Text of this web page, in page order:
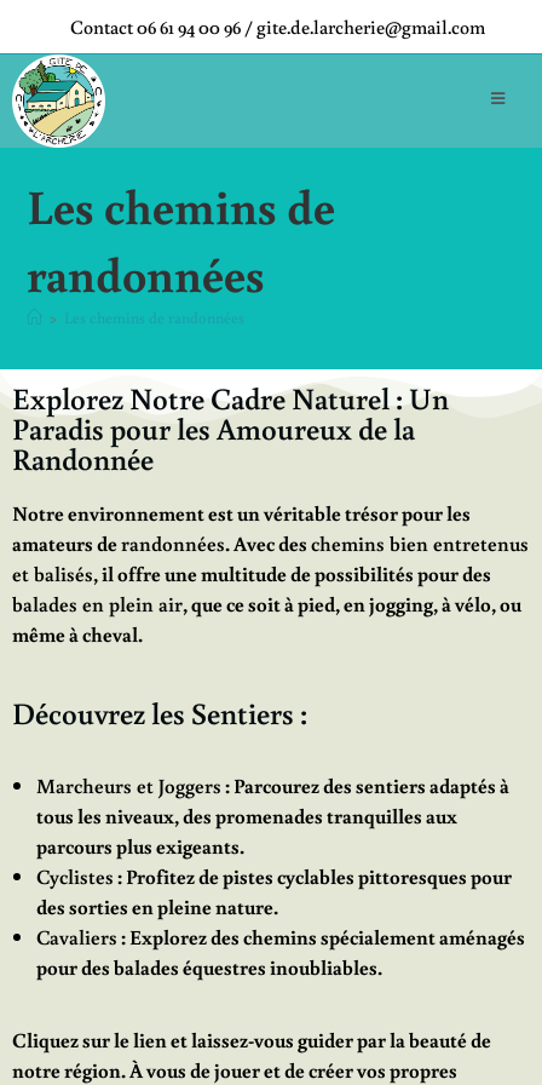
Contact 06 61 94 00 96 / gite.de.larcherie@gmail.com
Les chemins de
randonnées
> Les chemins de randonnées
Explorez Notre Cadre Naturel : Un
Paradis pour les Amoureux de la
Randonnée
Notre environnement est un véritable trésor pour les
amateurs derandonnées. Avec deschemins bien entretenus
et balisés, il offre une multitude de possibilités pour des
balades en plein air, que ce soit à pied, en jogging, à vélo, ou
même à cheval.
Découvrez les Sentiers :
Marcheurs et Joggers: Parcourez des sentiers adaptés à
tous les niveaux, des promenades tranquilles aux
parcours plus exigeants.
Cyclistes: Profitez de pistes cyclables pittoresques pour
des sorties en pleine nature.
Cavaliers: Explorez des chemins spécialement aménagés
pour des balades équestres inoubliables.
Cliquez sur le lien et laissez-vous guider par la beauté de
notre région. À vous de jouer et de créer vos propres